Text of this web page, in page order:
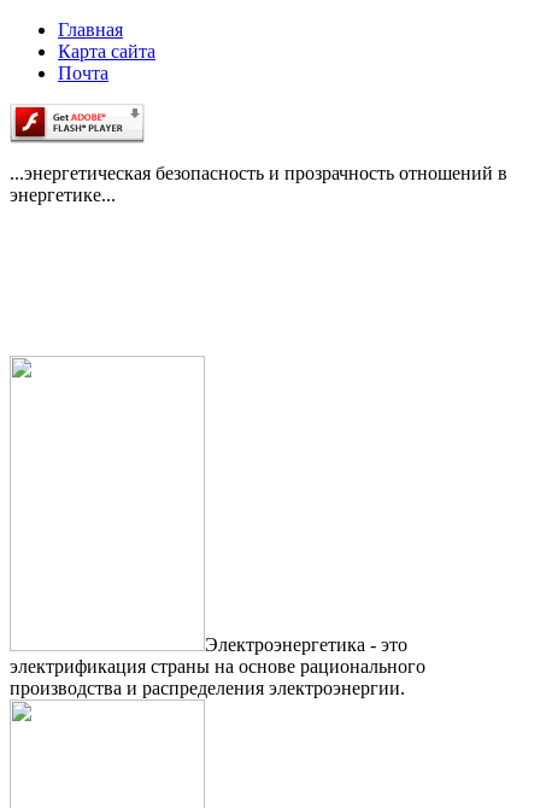
Главная
Карта сайта
Почта
...энергетическая безопасность и прозрачность отношений в
энергетике...
Электроэнергетика - это
электрификация страны на основе рационального
производства и распределения электроэнергии.